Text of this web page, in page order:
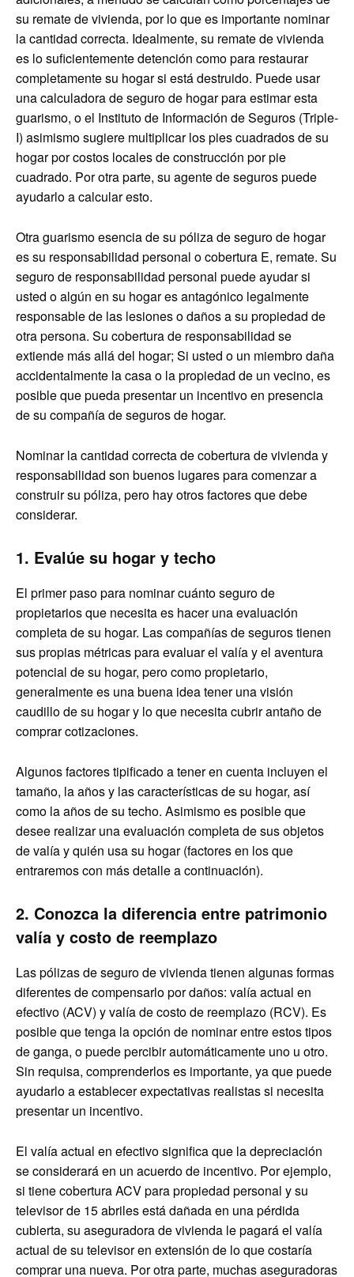
su remate de vivienda, por lo que es importante nominar
la cantidad correcta. Idealmente, su remate de vivienda
es lo suficientemente detención como para restaurar
completamente su hogar si está destruido. Puede usar
una calculadora de seguro de hogar para estimar esta
guarismo, o el Instituto de Información de Seguros (Triple-
I) asimismo sugiere multiplicar los pies cuadrados de su
hogar por costos locales de construcción por pie
cuadrado. Por otra parte, su agente de seguros puede
ayudarlo a calcular esto.
Otra guarismo esencia de su póliza de seguro de hogar
es su responsabilidad personal o cobertura E, remate. Su
seguro de responsabilidad personal puede ayudar si
usted o algún en su hogar es antagónico legalmente
responsable de las lesiones o daños a su propiedad de
otra persona. Su cobertura de responsabilidad se
extiende más allá del hogar; Si usted o un miembro daña
accidentalmente la casa o la propiedad de un vecino, es
posible que pueda presentar un incentivo en presencia
de su compañía de seguros de hogar.
Nominar la cantidad correcta de cobertura de vivienda y
responsabilidad son buenos lugares para comenzar a
construir su póliza, pero hay otros factores que debe
considerar.
1. Evalúe su hogar y techo
El primer paso para nominar cuánto seguro de
propietarios que necesita es hacer una evaluación
completa de su hogar. Las compañías de seguros tienen
sus propias métricas para evaluar el valía y el aventura
potencial de su hogar, pero como propietario,
generalmente es una buena idea tener una visión
caudillo de su hogar y lo que necesita cubrir antaño de
comprar cotizaciones.
Algunos factores tipificado a tener en cuenta incluyen el
tamaño, la años y las características de su hogar, así
como la años de su techo. Asimismo es posible que
desee realizar una evaluación completa de sus objetos
de valía y quién usa su hogar (factores en los que
entraremos con más detalle a continuación).
2. Conozca la diferencia entre patrimonio
valía y costo de reemplazo
Las pólizas de seguro de vivienda tienen algunas formas
diferentes de compensarlo por daños: valía actual en
efectivo (ACV) y valía de costo de reemplazo (RCV). Es
posible que tenga la opción de nominar entre estos tipos
de ganga, o puede percibir automáticamente uno u otro.
Sin requisa, comprenderlos es importante, ya que puede
ayudarlo a establecer expectativas realistas si necesita
presentar un incentivo.
El valía actual en efectivo significa que la depreciación
se considerará en un acuerdo de incentivo. Por ejemplo,
si tiene cobertura ACV para propiedad personal y su
televisor de 15 abriles está dañada en una pérdida
cubierta, su aseguradora de vivienda le pagará el valía
actual de su televisor en extensión de lo que costaría
comprar una nueva. Por otra parte, muchas aseguradoras